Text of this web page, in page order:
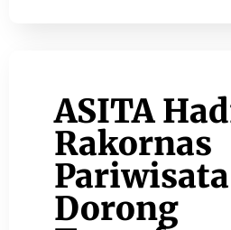
ASITA
Rakornas
Dorong